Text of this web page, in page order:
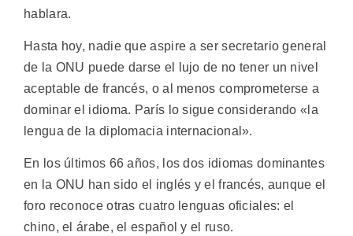
hablara.
Hasta hoy, nadie que aspire a ser secretario general
de la ONU puede darse el lujo de no tener un nivel
aceptable de francés, o al menos comprometerse a
dominar el idioma. París lo sigue considerando «la
lengua de la diplomacia internacional».
En los últimos 66 años, los dos idiomas dominantes
en la ONU han sido el inglés y el francés, aunque el
foro reconoce otras cuatro lenguas oficiales: el
chino, el árabe, el español y el ruso.